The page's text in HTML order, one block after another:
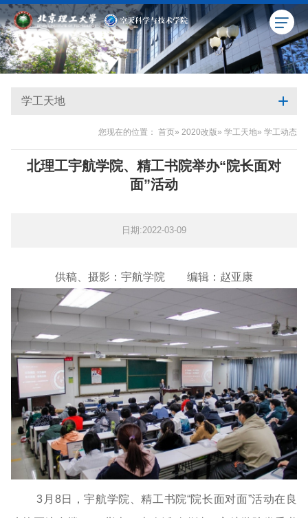
学工天地
您现在的位置： 首页» 2020改版» 学工天地» 学工动态
北理工宇航学院、精工书院举办“院长面对
面”活动
日期:2022-03-09
供稿、摄影：宇航学院 编辑：赵亚康
3月8日，宇航学院、精工书院“院长面对面”活动在良